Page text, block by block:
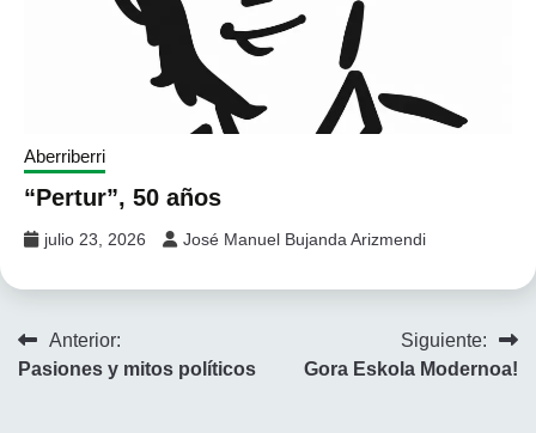
Aberriberri
“Pertur”, 50 años
julio 23, 2026 José Manuel Bujanda Arizmendi
Navegación
Anterior:
Pasiones y mitos políticos
Siguiente:
Gora Eskola Modernoa!